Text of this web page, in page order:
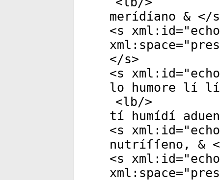
merídíano & </s
<s xml:id="
xml:space="
</s>
<s xml:id="
lo humore lí
<lb/>
tí humídí
<s xml:id="
nutríſſeno, &
<s xml:id="
xml:space="